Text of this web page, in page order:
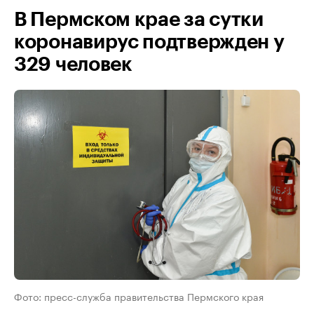
В Пермском крае за сутки
коронавирус подтвержден у
329 человек
Фото: пресс-служба правительства Пермского края